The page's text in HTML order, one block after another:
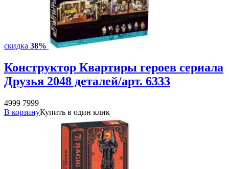
скидка 38%
Конструктор Квартиры героев сериала
Друзья 2048 деталей/арт. 6333
4999 7999
В корзинуКупить в один клик